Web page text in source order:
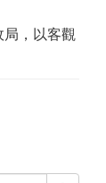
，以客觀